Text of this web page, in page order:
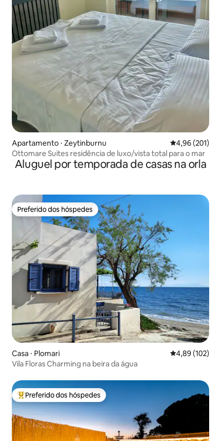
Apartamento ⋅ Zeytinburnu 4,96 de uma
4,96 (201)
Ottomare Suites residência de luxo/vista total para o mar
Aluguel por temporada de casas na orla
Preferido dos hóspedes
Preferido dos hóspedes
Casa ⋅ Plomari 4,89 de uma
4,89 (102)
Vila Floras Charming na beira da água
Entre os melhores preferidos dos hóspedes
Preferido dos hóspedes